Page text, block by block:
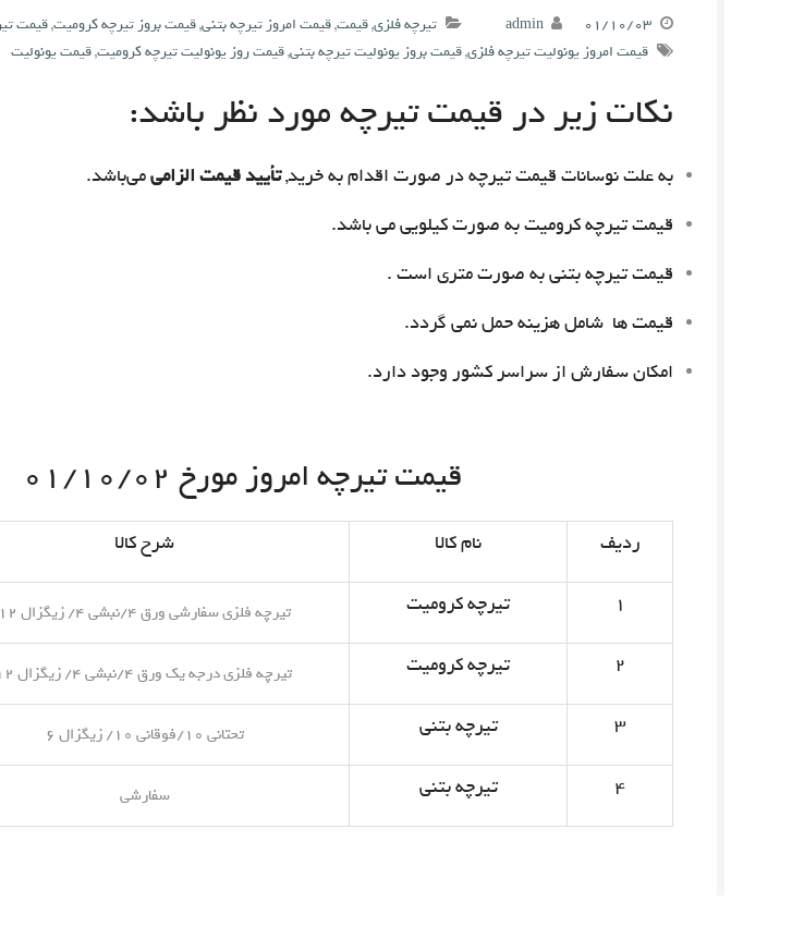
۰۱/۱۰/۰۳ admin تیرچه فلزی,قیمت,قیمت امروز تیرچه بتنی,قیمت بروز تیرچه کرومیت,قیمت
قیمت امروز یونولیت تیرچه فلزی,قیمت بروز یونولیت تیرچه بتنی,قیمت روز یونولیت تیرچه کرومیت,قیمت یونولیت
نکات زیر در قیمت تیرچه مورد نظر باشد:
به علت نوسانات قیمت تیرچه در صورت اقدام به خرید,تأیید قیمت الزامیمی‌باشد.
قیمت تیرچه کرومیت به صورت کیلویی می باشد.
قیمت تیرچه بتنی به صورت متری است .
قیمت ها شامل هزینه حمل نمی گردد.
امکان سفارش از سراسر کشور وجود دارد.
قیمت تیرچه امروز مورخ ۰۱/۱۰/۰۲
ردیف نام کالا شرح کالا
۱ تیرچه کرومیت تیرچه فلزی سفارشی ورق ۴/نبشی ۴/ زیگزال ۱۲
۲ تیرچه کرومیت تیرچه فلزی درجه یک ورق ۴/نبشی ۴/ زیگزال ۱۲
۳ تیرچه بتنی تحتانی ۱۰/فوقانی ۱۰/ زیگزال ۶
۴ تیرچه بتنی سفارشی